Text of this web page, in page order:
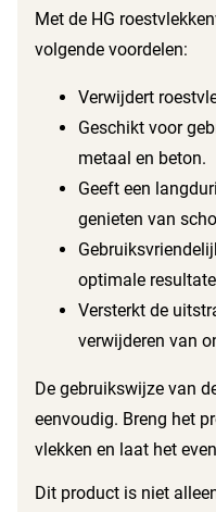
betrouwbare en
Met de HG
volgende voordelen:
Verwijdert
Geschikt voor
metaal en beton.
Geeft een
genieten van
optimale
Versterkt de
verwijderen van
De gebruikswijze van
eenvoudig. Breng het
vlekken en laat het
Dit product is niet